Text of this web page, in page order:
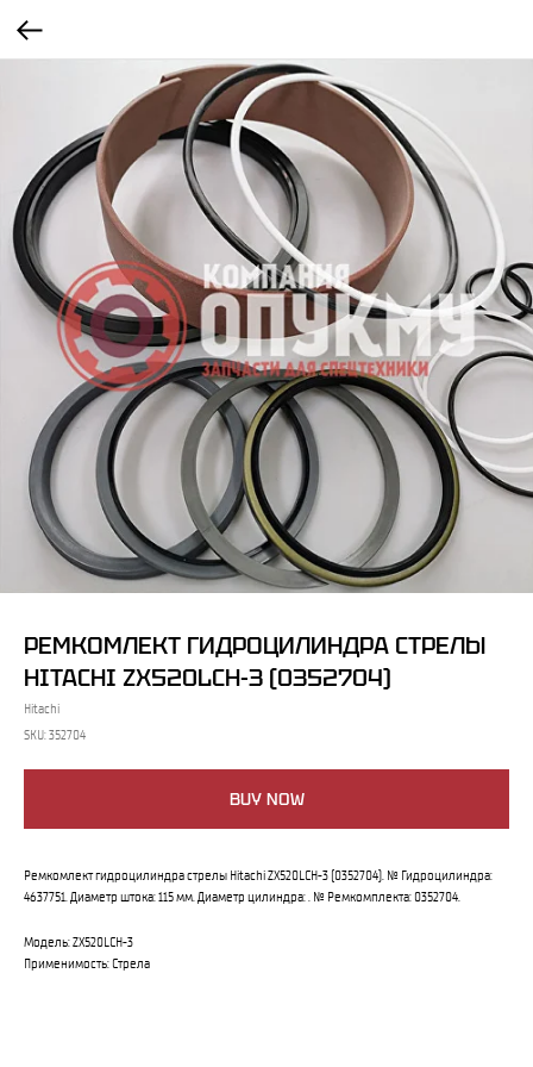
РЕМКОМЛЕКТ ГИДРОЦИЛИНДРА СТРЕЛЫ
HITACHI ZX520LCH-3 (0352704)
Hitachi
SKU:352704
BUY NOW
Ремкомлект гидроцилиндра стрелы Hitachi ZX520LCH-3 (0352704). № Гидроцилиндра:
4637751. Диаметр штока: 115 мм. Диаметр цилиндра: . № Ремкомплекта: 0352704.
Модель: ZX520LCH-3
Применимость: Стрела